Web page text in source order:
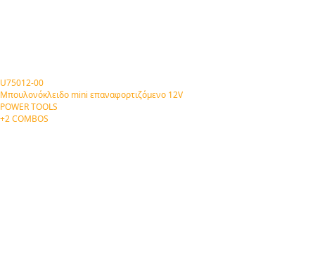
U75012-00
Μπουλονόκλειδο mini επαναφορτιζόμενο 12V
POWER TOOLS
+2 COMBOS